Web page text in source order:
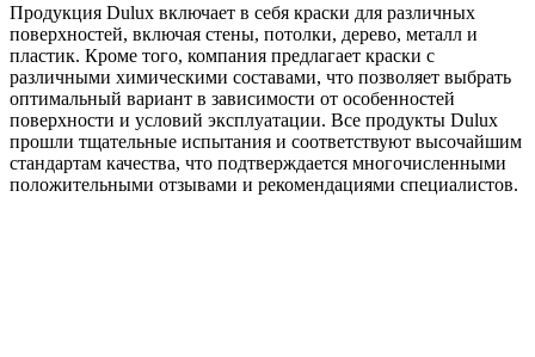
Продукция Dulux включает в себя краски для различных
поверхностей, включая стены, потолки, дерево, металл и
пластик. Кроме того, компания предлагает краски с
различными химическими составами, что позволяет выбрать
оптимальный вариант в зависимости от особенностей
поверхности и условий эксплуатации. Все продукты Dulux
прошли тщательные испытания и соответствуют высочайшим
стандартам качества, что подтверждается многочисленными
положительными отзывами и рекомендациями специалистов.